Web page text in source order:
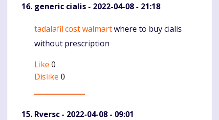
generic cialis - 2022-04-08 - 21:18
Komentaras
tadalafil cost walmartwhere to buy cialis
without prescription
Like 0
Dislike 0
Rversc - 2022-04-08 - 09:01